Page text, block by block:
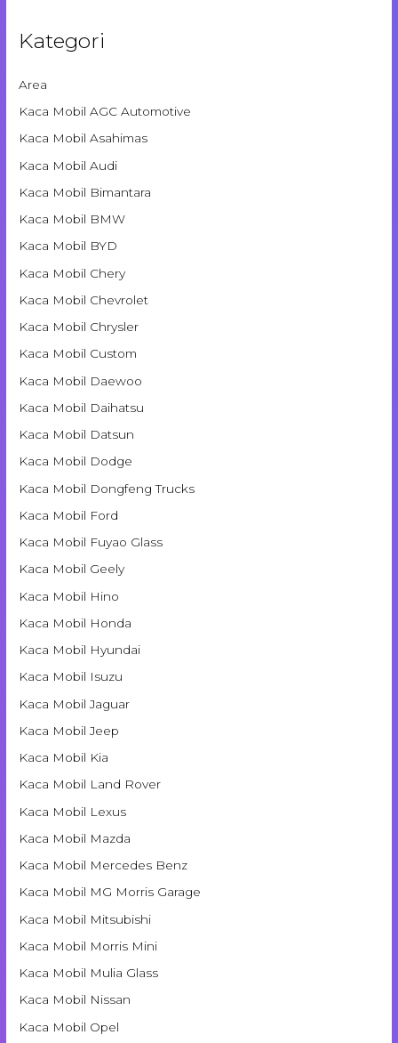
Kategori
Area
Kaca Mobil AGC Automotive
Kaca Mobil Asahimas
Kaca Mobil Audi
Kaca Mobil Bimantara
Kaca Mobil BMW
Kaca Mobil BYD
Kaca Mobil Chery
Kaca Mobil Chevrolet
Kaca Mobil Chrysler
Kaca Mobil Custom
Kaca Mobil Daewoo
Kaca Mobil Daihatsu
Kaca Mobil Datsun
Kaca Mobil Dodge
Kaca Mobil Dongfeng Trucks
Kaca Mobil Ford
Kaca Mobil Fuyao Glass
Kaca Mobil Geely
Kaca Mobil Hino
Kaca Mobil Honda
Kaca Mobil Hyundai
Kaca Mobil Isuzu
Kaca Mobil Jaguar
Kaca Mobil Jeep
Kaca Mobil Kia
Kaca Mobil Land Rover
Kaca Mobil Lexus
Kaca Mobil Mazda
Kaca Mobil Mercedes Benz
Kaca Mobil MG Morris Garage
Kaca Mobil Mitsubishi
Kaca Mobil Morris Mini
Kaca Mobil Mulia Glass
Kaca Mobil Nissan
Kaca Mobil Opel